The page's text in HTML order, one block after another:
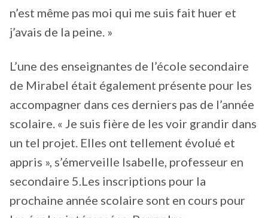
n’est même pas moi qui me suis fait huer et
j’avais de la peine. »
L’une des enseignantes de l’école secondaire
de Mirabel était également présente pour les
accompagner dans ces derniers pas de l’année
scolaire. « Je suis fière de les voir grandir dans
un tel projet. Elles ont tellement évolué et
appris », s’émerveille Isabelle, professeur en
secondaire 5.Les inscriptions pour la
prochaine année scolaire sont en cours pour